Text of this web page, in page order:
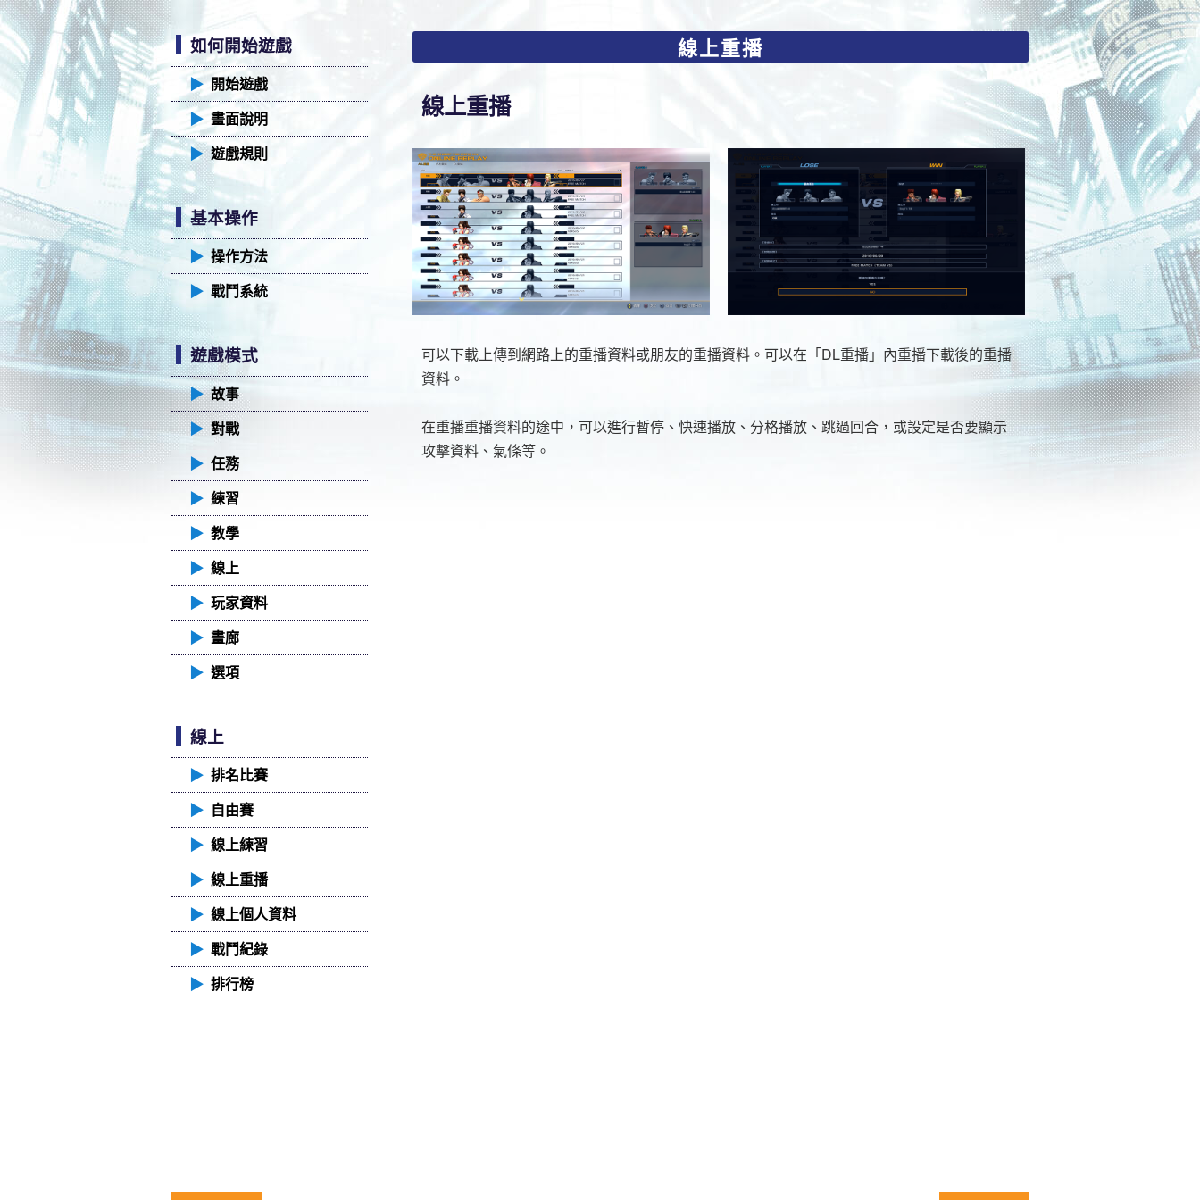
如何開始遊戲
▶︎開始遊戲
▶︎ 畫面說明
▶︎遊戲規則
基本操作
▶︎ 操作方法
▶︎ 戰鬥系統
遊戲模式
▶︎故事
▶︎對戰
▶︎ 任務
▶︎ 練習
▶︎ 教學
▶︎ 線上
▶︎ 玩家資料
▶︎ 畫廊
▶︎ 選項
線上
▶︎ 排名比賽
▶︎ 自由賽
▶︎ 線上練習
▶︎ 線上重播
▶︎ 線上個人資料
▶︎ 戰鬥紀錄
▶︎ 排行榜
線上重播
線上重播
可以下載上傳到網路上的重播資料或朋友的重播資料。可以在「DL重播」內重播下載後的重播
資料。
在重播重播資料的途中，可以進行暫停、快速播放、分格播放、跳過回合，或設定是否要顯示
攻擊資料、氣條等。